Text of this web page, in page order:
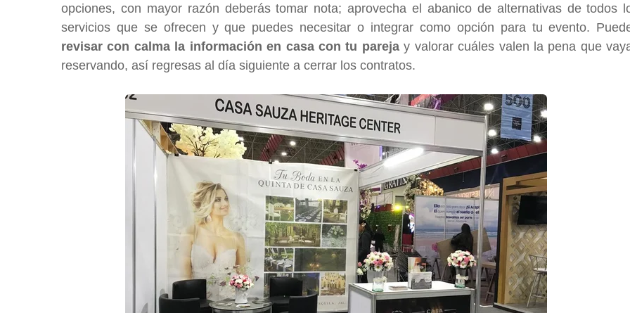
opciones, con mayor razón deberás tomar nota; aprovecha el abanico de alternativas de todos
servicios que se ofrecen y que puedes necesitar o integrar como opción para tu evento.
revisar con calma la información en casa con tu parejay valorar cuáles valen la pena que
reservando, así regresas al día siguiente a cerrar los contratos.